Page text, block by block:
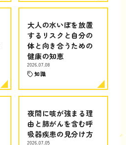
大人の水いぼを放置
するリスクと自分の
体と向き合うための
健康の知恵
2026.07.08
知識
夜間に咳が強まる理
由と肺がんを含む呼
吸器疾患の見分け方
2026.07.05